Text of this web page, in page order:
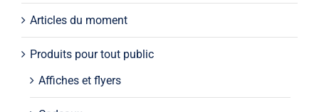
Articles du moment
Produits pour tout public
Affiches et flyers